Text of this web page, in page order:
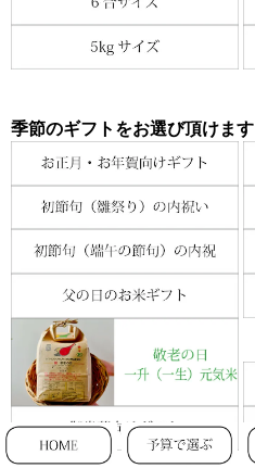
季節のギフトをお選び頂けます